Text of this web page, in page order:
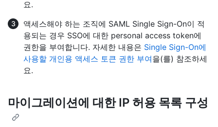
요.
액세스해야 하는 조직에 SAML Single Sign-On이 적
용되는 경우 SSO에 대한 personal access token에
권한을 부여합니다. 자세한 내용은 Single Sign-On에
사용할 개인용 액세스 토큰 권한 부여을(를) 참조하세
요.
마이그레이션에 대한 IP 허용 목록 구성